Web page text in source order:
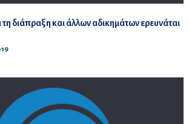
διάπραξη και άλλων αδικημάτων ερευνάται